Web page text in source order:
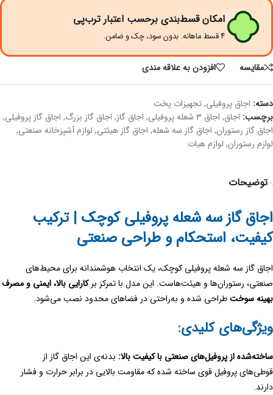
امکان قسط‌بندی برحسب اعتبار ترب‌پی
۴ قسط ماهانه. بدون سود، چک و ضامن.
مقايسه افزودن به علاقه مندی
دسته: اجاق پروفیلی,تجهیزات پخت
برچسب: اجاق, اجاق 3 شعله پروفیلی , اجاق گاز, اجاق گاز بزرگ, اجاق گاز پروفیلی,
اجاق گاز رستوران, اجاق گاز سه شعله, اجاق گاز هیئتی, لوازم آشپزخانه صنعتی,
لوازم رستوران, لوازم هیات
توضیحات
اجاق گاز سه شعله پروفیلی کوچک | ترکیب
کیفیت، استحکام و طراحی صنعتی
اجاق گاز سه شعله پروفیلی کوچک، یک انتخاب هوشمندانه برای محیط‌های
صنعتی، رستوران‌ها و هیئت‌هاست. این مدل با تمرکز برکارایی بالا، ایمنی و مصرف
بهینه سوختطراحی شده و به‌راحتی در فضاهای محدود نصب می‌شود.
ویژگی‌های کلیدی:
ساخته‌شده از پروفیل‌های صنعتی با کیفیت بالا: بدنه‌ی این اجاق گاز از
قوطی‌های پروفیل قوی ساخته شده که مقاومت بالایی در برابر حرارت و فشار
دارند.